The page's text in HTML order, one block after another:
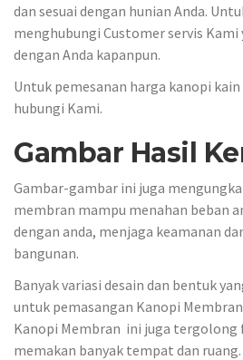
dan sesuai dengan hunian Anda.
menghubungi Customer servis
dengan Anda kapanpun.
Untuk pemesanan harga kanopi
hubungi Kami.
Gambar Hasil
Gambar-gambar ini juga
membran mampu menahan beban
dengan anda, menjaga keamanan
bangunan.
Banyak variasi desain dan bentuk
untuk pemasangan Kanopi
Kanopi Membran ini juga tergolong
memakan banyak tempat dan ruang.